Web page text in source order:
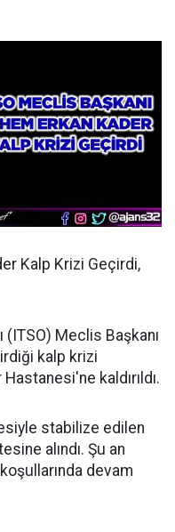
Kalp Krizi Geçirdi,
(ITSO) Meclis Başkanı
kalp krizi
kaldırıldı.
stabilize edilen
alındı. Şu an
devam